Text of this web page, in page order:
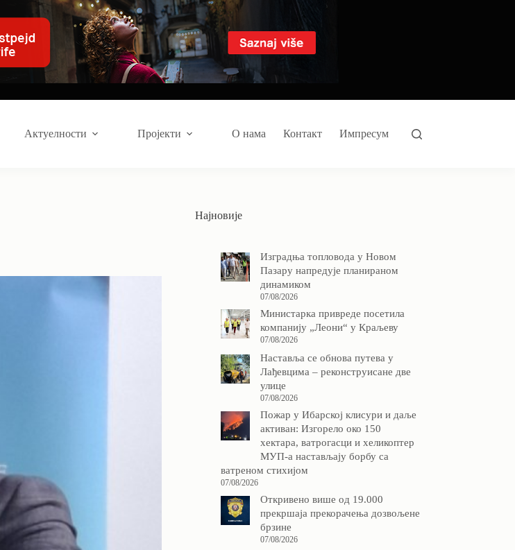
Актуелности Пројекти О нама Контакт Импресум
Најновије
Изградња топловода у Новом
Пазару напредује планираном
динамиком
07/08/2026
Министарка привреде посетила
компанију „Леони“ у Краљеву
07/08/2026
Наставља се обнова путева у
Лађевцима – реконструисане две
улице
07/08/2026
Пожар у Ибарској клисури и даље
активан: Изгорело око 150
хектара, ватрогасци и хеликоптер
МУП-а настављају борбу са
ватреном стихијом
07/08/2026
Откривено више од 19.000
прекршаја прекорачења дозвољене
брзине
07/08/2026